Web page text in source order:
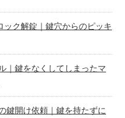
ック解錠｜鍵穴からのピッキ
｜鍵をなくしてしまったマ
鍵開け依頼｜鍵を持たずに